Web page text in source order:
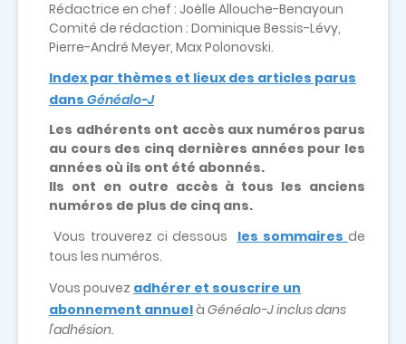
Rédactrice en chef : Joëlle Allouche-Benayoun
Comité de rédaction : Dominique Bessis-Lévy,
Pierre-André Meyer, Max Polonovski.
Index par thèmes et lieux des articles parus
dans Généalo-J
Les adhérents ont accès aux numéros parus
au cours des cinq dernières années pour les
années où ils ont été abonnés.
Ils ont en outre accès à tous les anciens
numéros de plus de cinq ans.
Vous trouverez ci dessous les sommaires de
tous les numéros.
Vous pouvez adhérer et souscrire un
abonnement annuelà Généalo-J inclus dans
l'adhésion.